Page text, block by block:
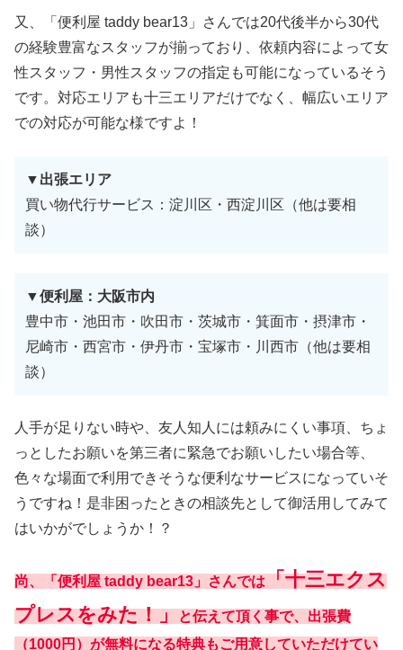
又、「便利屋 taddy bear13」さんでは20代後半から30代
の経験豊富なスタッフが揃っており、依頼内容によって女
性スタッフ・男性スタッフの指定も可能になっているそう
です。対応エリアも十三エリアだけでなく、幅広いエリア
での対応が可能な様ですよ！
▼出張エリア
買い物代行サービス：淀川区・西淀川区（他は要相
談）
▼便利屋：大阪市内
豊中市・池田市・吹田市・茨城市・箕面市・摂津市・
尼崎市・西宮市・伊丹市・宝塚市・川西市（他は要相
談）
人手が足りない時や、友人知人には頼みにくい事項、ちょ
っとしたお願いを第三者に緊急でお願いしたい場合等、
色々な場面で利用できそうな便利なサービスになっていそ
うですね！是非困ったときの相談先として御活用してみて
はいかがでしょうか！？
尚、「便利屋 taddy bear13」さんでは「十三エクス
プレスをみた！」と伝えて頂く事で、出張費
（1000円）が無料になる特典もご用意していただけてい